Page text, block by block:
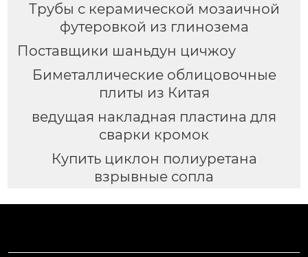
Трубы с керамической мозаичной
футеровкой из глинозема
Поставщики шаньдун цичжоу
Биметаллические облицовочные
плиты из Китая
ведущая накладная пластина для
сварки кромок
Купить циклон полиуретана
взрывные сопла